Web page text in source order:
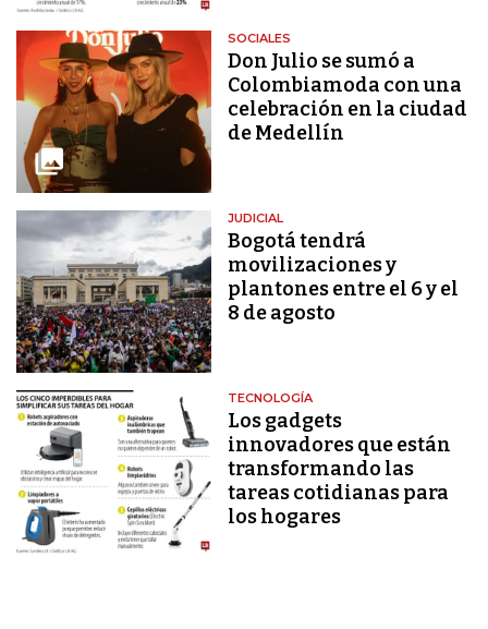
SOCIALES
Don Julio se sumó a
Colombiamoda con una
celebración en la ciudad
de Medellín
JUDICIAL
Bogotá tendrá
movilizaciones y
plantones entre el 6 y el
8 de agosto
TECNOLOGÍA
Los gadgets
innovadores que están
transformando las
tareas cotidianas para
los hogares